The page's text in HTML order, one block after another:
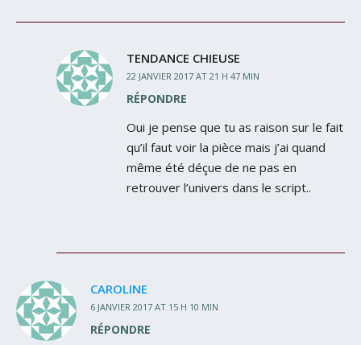
TENDANCE CHIEUSE
22 JANVIER 2017 AT 21 H 47 MIN
RÉPONDRE
Oui je pense que tu as raison sur le fait
qu’il faut voir la pièce mais j’ai quand
même été déçue de ne pas en
retrouver l’univers dans le script..
CAROLINE
6 JANVIER 2017 AT 15 H 10 MIN
RÉPONDRE